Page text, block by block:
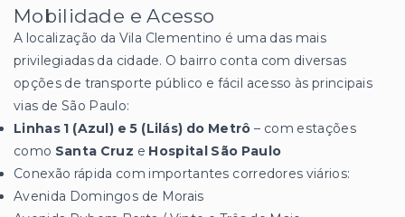
Mobilidade e Acesso
A localização da Vila Clementino é uma das mais
privilegiadas da cidade. O bairro conta com diversas
opções de transporte público e fácil acesso às principais
vias de São Paulo:
Linhas 1 (Azul) e 5 (Lilás) do Metrô – com estações
como Santa Cruz e Hospital São Paulo
Conexão rápida com importantes corredores viários:
Avenida Domingos de Morais